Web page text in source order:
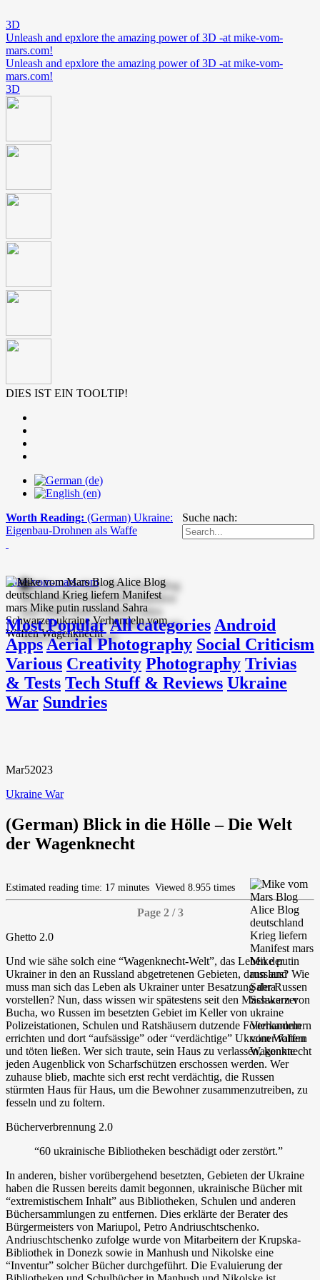
3D
Unleash and epxlore the amazing power of 3D -at mike-vom-
mars.com!
Unleash and epxlore the amazing power of 3D -at mike-vom-
mars.com!
3D
DIES IST EIN TOOLTIP!
Suche nach:
Worth Reading: (German) Ukraine:
Eigenbau-Drohnen als Waffe
mike-vom-mars.com
Most PopularAll categories Android
AppsAerial Photography Social Criticism
Various Creativity Photography Trivias
& Tests Tech Stuff & Reviews Ukraine
War Sundries
Mar52023
Ukraine War
(German) Blick in die Hölle – Die Welt
der Wagenknecht
Estimated reading time: 17 minutes Viewed 8.955 times
Page 2 / 3
Ghetto 2.0
Und wie sähe solch eine “Wagenknecht-Welt”, das Leben der
Ukrainer in den an Russland abgetretenen Gebieten, dann aus? Wie
muss man sich das Leben als Ukrainer unter Besatzung der Russen
vorstellen? Nun, dass wissen wir spätestens seit den Massakern von
Bucha, wo Russen im besetzten Gebiet im Keller von
Polizeistationen, Schulen und Ratshäusern dutzende Folterkammern
errichten und dort “aufsässige” oder “verdächtige” Ukrainer foltern
und töten ließen. Wer sich traute, sein Haus zu verlassen, konnte
jeden Augenblick von Scharfschützen erschossen werden. Wer
zuhause blieb, machte sich erst recht verdächtig, die Russen
stürmten Haus für Haus, um die Bewohner zusammenzutreiben, zu
fesseln und zu foltern.
Bücherverbrennung 2.0
“60 ukrainische Bibliotheken beschädigt oder zerstört.”
In anderen, bisher vorübergehend besetzten, Gebieten der Ukraine
haben die Russen bereits damit begonnen, ukrainische Bücher mit
“extremistischem Inhalt” aus Bibliotheken, Schulen und anderen
Büchersammlungen zu entfernen. Dies erklärte der Berater des
Bürgermeisters von Mariupol, Petro Andriuschtschenko.
Andriuschtschenko zufolge wurde von Mitarbeitern der Krupska-
Bibliothek in Donezk sowie in Manhush und Nikolske eine
“Inventur” solcher Bücher durchgeführt. Die Evaluierung der